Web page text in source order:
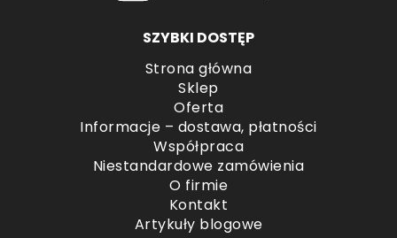
SZYBKI DOSTĘP
Strona główna
Sklep
Oferta
Informacje – dostawa, płatności
Współpraca
Niestandardowe zamówienia
O firmie
Kontakt
Artykuły blogowe